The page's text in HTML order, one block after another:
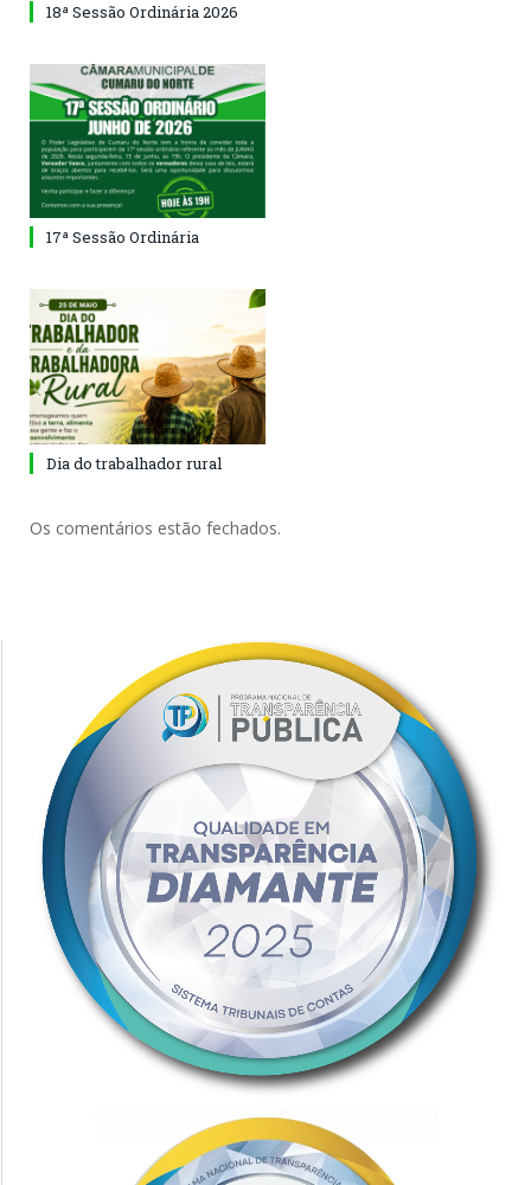
18ª Sessão Ordinária 2026
17ª Sessão Ordinária
Dia do trabalhador rural
Os comentários estão fechados.